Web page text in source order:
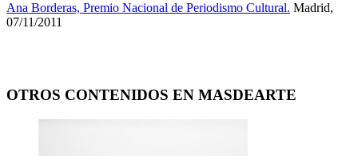
Ana Borderas, Premio Nacional de Periodismo Cultural. Madrid,
07/11/2011
OTROS CONTENIDOS EN MASDEARTE